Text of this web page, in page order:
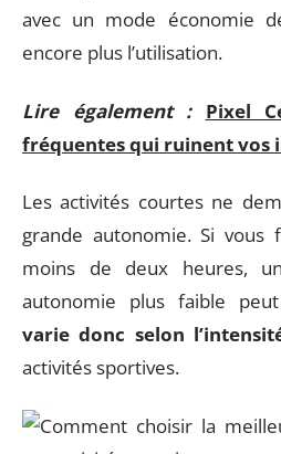
avec un mode économie
encore plus l’utilisation.
Lire également :
Pixel
fréquentes qui ruinent vos
Les activités courtes ne
grande autonomie. Si vous
moins de deux heures,
autonomie plus faible
varie donc selon
activités sportives.